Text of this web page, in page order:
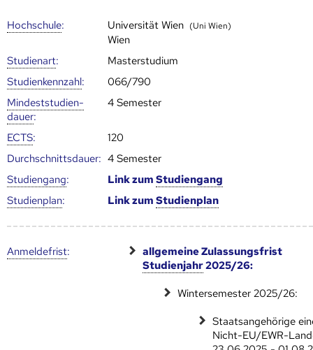
Hoch­schule: Universität Wien (Uni Wien)
Wien
Studienart:
Masterstudium
Studien­kenn­zahl:
066/790
Mindest­studien­
dauer:
4 Semester
ECTS:
120
Durch­schnitts­dauer: 4 Semester
Studien­gang: Link zumStudien­gang
Studien­plan: Link zumStudien­plan
Anmelde­frist:
allgemeine Zulassungsfrist
Studienjahr2025/26:
Wintersemester 2025/26:
Staatsangehörige
Nicht-EU/EWR-